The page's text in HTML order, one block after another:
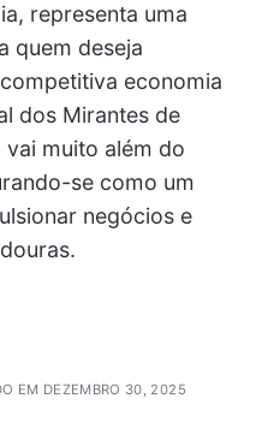
representa uma
quem deseja
economia
dos Mirantes de
muito além do
se como um
negócios e
EM DEZEMBRO 30, 2025